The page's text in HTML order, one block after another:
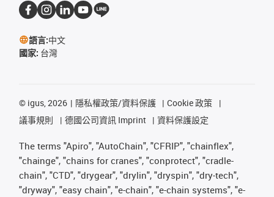
語言:中文
國家: 台灣
© igus, 2026 隱私權政策/資料保護
Cookie 政策
議事規則
德國公司資訊 Imprint 資料保護設定
The terms "Apiro", "AutoChain", "CFRIP", "chainflex",
"chainge", "chains for cranes", "conprotect", "cradle-
chain", "CTD", "drygear", "drylin", "dryspin", "dry-tech",
"dryway", "easy chain", "e-chain", "e-chain systems", "e-